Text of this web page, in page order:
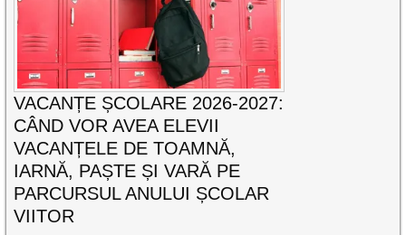
VACANȚE ȘCOLARE 2026-2027:
CÂND VOR AVEA ELEVII
VACANȚELE DE TOAMNĂ,
IARNĂ, PAȘTE ȘI VARĂ PE
PARCURSUL ANULUI ȘCOLAR
VIITOR